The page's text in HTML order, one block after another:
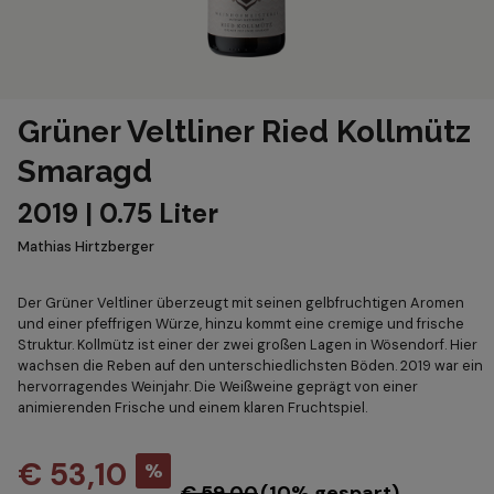
Grüner Veltliner Ried Kollmütz
Smaragd
2019 | 0.75 Liter
Mathias Hirtzberger
Der Grüner Veltliner überzeugt mit seinen gelbfruchtigen Aromen
und einer pfeffrigen Würze, hinzu kommt eine cremige und frische
Struktur. Kollmütz ist einer der zwei großen Lagen in Wösendorf. Hier
wachsen die Reben auf den unterschiedlichsten Böden. 2019 war ein
hervorragendes Weinjahr. Die Weißweine geprägt von einer
animierenden Frische und einem klaren Fruchtspiel.
€ 53,10
%